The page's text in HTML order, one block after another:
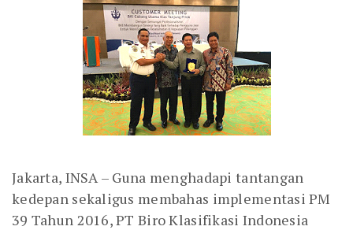
Jakarta, INSA – Guna menghadapi tantangan
kedepan sekaligus membahas implementasi PM
39 Tahun 2016, PT Biro Klasifikasi Indonesia